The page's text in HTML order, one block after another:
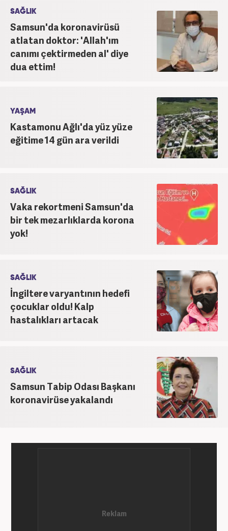
SAĞLIK
Samsun'da koronavirüsü
atlatan doktor: 'Allah'ım
canımı çektirmeden al' diye
dua ettim!
YAŞAM
Kastamonu Ağlı'da yüz yüze
eğitime 14 gün ara verildi
SAĞLIK
Vaka rekortmeni Samsun'da
bir tek mezarlıklarda korona
yok!
SAĞLIK
İngiltere varyantının hedefi
çocuklar oldu! Kalp
hastalıkları artacak
SAĞLIK
Samsun Tabip Odası Başkanı
koronavirüse yakalandı